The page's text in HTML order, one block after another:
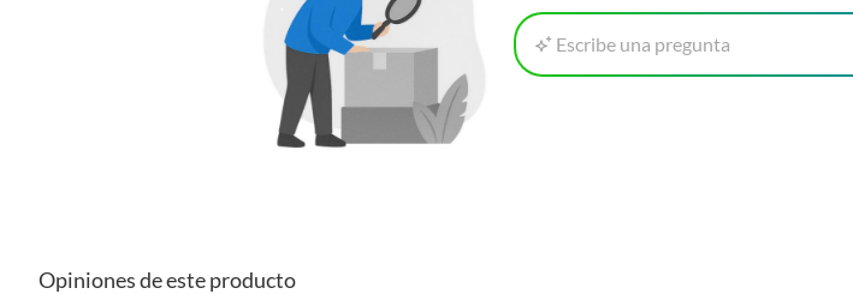
Escribe una pregunta
Opiniones de este producto